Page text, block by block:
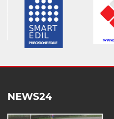
NEWS24